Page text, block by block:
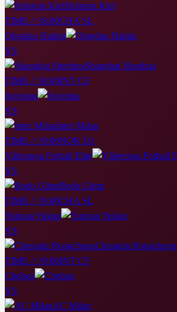
Holstein Kiel
TIME // 18:00CHA SL
Qingdao Hainiu
VS
Shanghai Shenhua
TIME // 18:00INT CF
Juventus
VS
Inter Milan
TIME // 19:00NOR D1
Vålerenga Fotball Elite
VS
Bodo Glimt
TIME // 19:00CHA SL
Yunnan Yukun
VS
Chengdu Rongcheng
TIME // 19:00INT CF
Chelsea
VS
AC Milan